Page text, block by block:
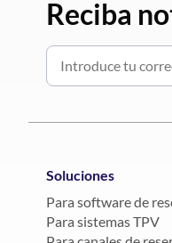
Reciba
Soluciones
Para software de
Para sistemas TPV